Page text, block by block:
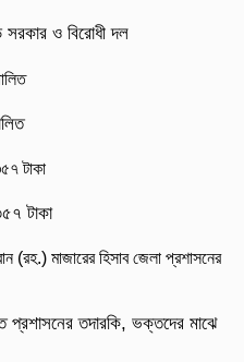
ও বিরোধী দল
টাকা
প্রশাসনের তদারকি, ভক্তদের মাঝে